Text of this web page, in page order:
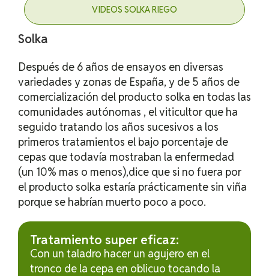
VIDEOS SOLKA RIEGO
Solka
Después de 6 años de ensayos en diversas
variedades y zonas de España, y de 5 años de
comercialización del producto solka en todas las
comunidades autónomas , el viticultor que ha
seguido tratando los años sucesivos a los
primeros tratamientos el bajo porcentaje de
cepas que todavía mostraban la enfermedad
(un 10% mas o menos),dice que si no fuera por
el producto solka estaría prácticamente sin viña
porque se habrían muerto poco a poco.
Tratamiento super eficaz:
Con un taladro hacer un agujero en el
tronco de la cepa en oblicuo tocando la